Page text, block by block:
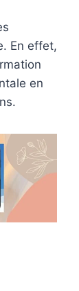
En effet,
en